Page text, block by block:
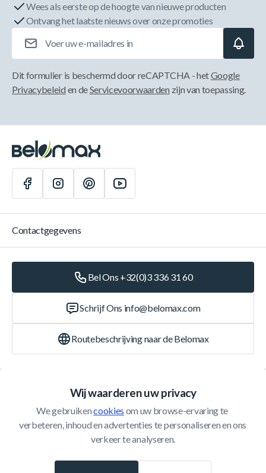
Wij waarderen uw privacy
We gebruiken cookies om uw browse-ervaring te
verbeteren, inhoud en advertenties te personaliseren en ons
verkeer te analyseren.
Wees als eerste op de hoogte van nieuwe producten
Ontvang het laatste nieuws over onze promoties
Dit formulier is beschermd door reCAPTCHA - hetGoogle
Privacybeleid en deServicevoorwaarden zijn van toepassing.
Klantenservice
Contactgegevens
Bel Ons +32(0)3 336 31 60
Schrijf Ons info@belomax.com
Routebeschrijving naar de Belomax